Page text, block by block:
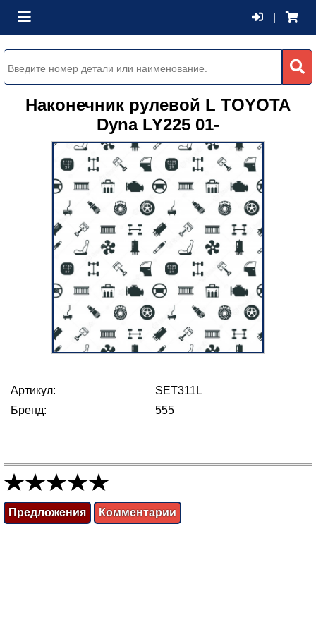
Наконечник рулевой L TOYOTA
Dyna LY225 01-
Артикул:
SET311L
Бренд:
555
Предложения Комментарии